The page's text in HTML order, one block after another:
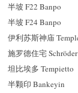
半坡 F22 Banpo
半坡 F24 Banpo
伊利苏斯神庙
施罗德住宅
坦比埃多 Tempietto
半颗印 Bankeyin